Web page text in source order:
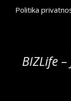
Politika
BIZLife